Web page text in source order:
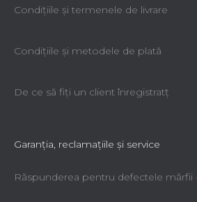
Condiţiile şi termenele de livrare
Condiţiile şi metodele de plată
De ce să fiţi un client înregistratţ
Garanţia, reclamaţiile şi service
Răspunderea pentru defectele mărfii